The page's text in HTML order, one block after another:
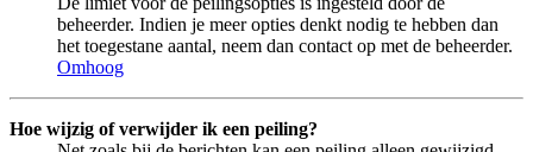
beheerder. Indien je meer opties denkt nodig te hebben dan
het toegestane aantal, neem dan contact op met de beheerder.
Omhoog
Hoe wijzig of verwijder ik een peiling?